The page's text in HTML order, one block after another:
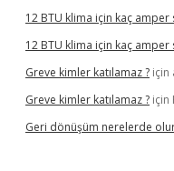
12 BTU klima için kaç
12 BTU klima için kaç
Greve kimler katılamaz ? için
Greve kimler katılamaz ? için
Geri dönüşüm nerelerde